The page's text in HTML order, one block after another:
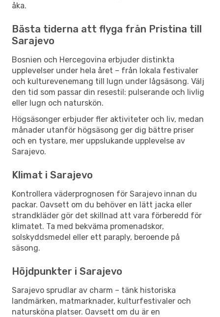
åka.
Bästa tiderna att flyga från Pristina till
Sarajevo
Bosnien och Hercegovina erbjuder distinkta
upplevelser under hela året – från lokala festivaler
och kulturevenemang till lugn under lågsäsong. Välj
den tid som passar din resestil: pulserande och livlig
eller lugn och naturskön.
Högsäsonger erbjuder fler aktiviteter och liv, medan
månader utanför högsäsong ger dig bättre priser
och en tystare, mer uppslukande upplevelse av
Sarajevo.
Klimat i Sarajevo
Kontrollera väderprognosen för Sarajevo innan du
packar. Oavsett om du behöver en lätt jacka eller
strandkläder gör det skillnad att vara förberedd för
klimatet. Ta med bekväma promenadskor,
solskyddsmedel eller ett paraply, beroende på
säsong.
Höjdpunkter i Sarajevo
Sarajevo sprudlar av charm – tänk historiska
landmärken, matmarknader, kulturfestivaler och
natursköna platser. Oavsett om du är en